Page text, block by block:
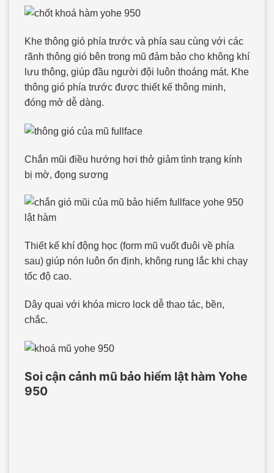
Khe thông gió phía trước và phía sau cùng với các
rãnh thông gió bên trong mũ đảm bảo cho không khí
lưu thông, giúp đầu người đội luôn thoáng mát. Khe
thông gió phía trước được thiết kế thông minh,
đóng mở dễ dàng.
Chắn mũi điều hướng hơi thở giảm tình trạng kính
bị mờ, đọng sương
Thiết kế khí động học (form mũ vuốt đuôi về phía
sau) giúp nón luôn ổn định, không rung lắc khi chạy
tốc độ cao.
Dây quai với khóa micro lock dễ thao tác, bền,
chắc.
Soi cận cảnh mũ bảo hiểm lật hàm Yohe
950